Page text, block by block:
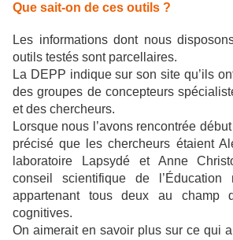
Que sait-on de ces outils ?
Les informations dont nous
outils testés sont parcellaires.
La DEPP indique sur son site qu’ils
des groupes de concepteurs
et des chercheurs.
Lorsque nous l’avons rencontrée
précisé que les chercheurs étaient
laboratoire Lapsydé et Anne
conseil scientifique de l’Éducation
appartenant tous deux au champ
cognitives.
On aimerait en savoir plus sur ce qui